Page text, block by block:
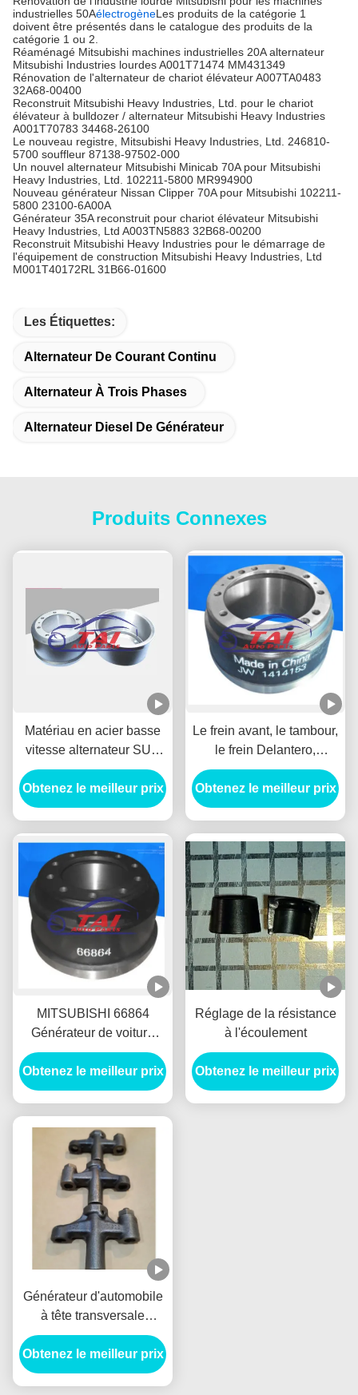
industrielles 50AélectrogèneLes produits de la catégorie 1
doivent être présentés dans le catalogue des produits de la
catégorie 1 ou 2.
Réaménagé Mitsubishi machines industrielles 20A alternateur
Mitsubishi Industries lourdes A001T71474 MM431349
Rénovation de l'alternateur de chariot élévateur A007TA0483
32A68-00400
Reconstruit Mitsubishi Heavy Industries, Ltd. pour le chariot
élévateur à bulldozer / alternateur Mitsubishi Heavy Industries
A001T70783 34468-26100
Le nouveau registre, Mitsubishi Heavy Industries, Ltd. 246810-
5700 souffleur 87138-97502-000
Un nouvel alternateur Mitsubishi Minicab 70A pour Mitsubishi
Heavy Industries, Ltd. 102211-5800 MR994900
Nouveau générateur Nissan Clipper 70A pour Mitsubishi 102211-
5800 23100-6A00A
Générateur 35A reconstruit pour chariot élévateur Mitsubishi
Heavy Industries, Ltd A003TN5883 32B68-00200
Reconstruit Mitsubishi Heavy Industries pour le démarrage de
l'équipement de construction Mitsubishi Heavy Industries, Ltd
M001T40172RL 31B66-01600
Les Étiquettes:
Alternateur De Courant Continu
Alternateur À Trois Phases
Alternateur Diesel De Générateur
Produits Connexes
Matériau en acier basse
vitesse alternateur SUV
roue HUB Durable Pour
BENZ / HYUNADI
Obtenez le meilleur prix
Le frein avant, le tambour,
le frein Delantero,
l'alternateur à courant
continu pour Mitsubishi
1414153
Obtenez le meilleur prix
MITSUBISHI 66864
Générateur de voiture
Alternateur frein avant
tambour Freno Delantero
Obtenez le meilleur prix
Réglage de la résistance
à l'écoulement
Obtenez le meilleur prix
Générateur d'automobile
à tête transversale
VH137061080A E385
E215 Pour HINO J05E
Obtenez le meilleur prix